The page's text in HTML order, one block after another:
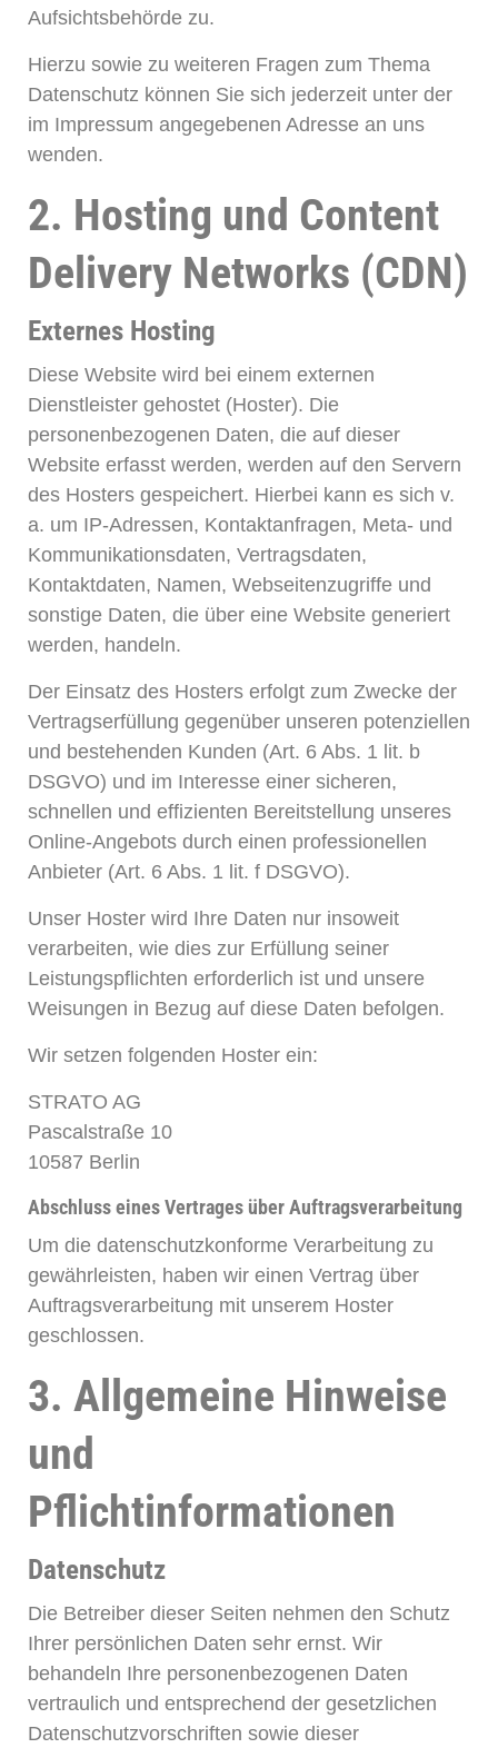
Aufsichtsbehörde zu.
Hierzu sowie zu weiteren Fragen zum Thema
Datenschutz können Sie sich jederzeit unter der
im Impressum angegebenen Adresse an uns
wenden.
2. Hosting und Content
Delivery Networks (CDN)
Externes Hosting
Diese Website wird bei einem externen
Dienstleister gehostet (Hoster). Die
personenbezogenen Daten, die auf dieser
Website erfasst werden, werden auf den Servern
des Hosters gespeichert. Hierbei kann es sich v.
a. um IP-Adressen, Kontaktanfragen, Meta- und
Kommunikationsdaten, Vertragsdaten,
Kontaktdaten, Namen, Webseitenzugriffe und
sonstige Daten, die über eine Website generiert
werden, handeln.
Der Einsatz des Hosters erfolgt zum Zwecke der
Vertragserfüllung gegenüber unseren potenziellen
und bestehenden Kunden (Art. 6 Abs. 1 lit. b
DSGVO) und im Interesse einer sicheren,
schnellen und effizienten Bereitstellung unseres
Online-Angebots durch einen professionellen
Anbieter (Art. 6 Abs. 1 lit. f DSGVO).
Unser Hoster wird Ihre Daten nur insoweit
verarbeiten, wie dies zur Erfüllung seiner
Leistungspflichten erforderlich ist und unsere
Weisungen in Bezug auf diese Daten befolgen.
Wir setzen folgenden Hoster ein:
STRATO AG
Pascalstraße 10
10587 Berlin
Abschluss eines Vertrages über Auftragsverarbeitung
Um die datenschutzkonforme Verarbeitung zu
gewährleisten, haben wir einen Vertrag über
Auftragsverarbeitung mit unserem Hoster
geschlossen.
3. Allgemeine Hinweise
und
Pflichtinformationen
Datenschutz
Die Betreiber dieser Seiten nehmen den Schutz
Ihrer persönlichen Daten sehr ernst. Wir
behandeln Ihre personenbezogenen Daten
vertraulich und entsprechend der gesetzlichen
Datenschutzvorschriften sowie dieser